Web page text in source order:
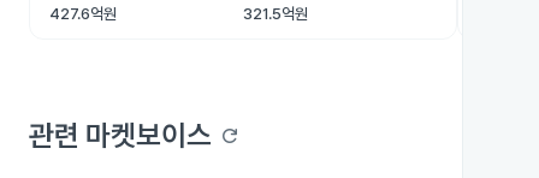
427.6억원
321.5억원
관련 마켓보이스 refresh